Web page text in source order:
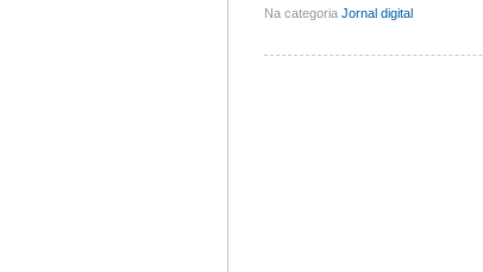
Na categoria Jornal digital